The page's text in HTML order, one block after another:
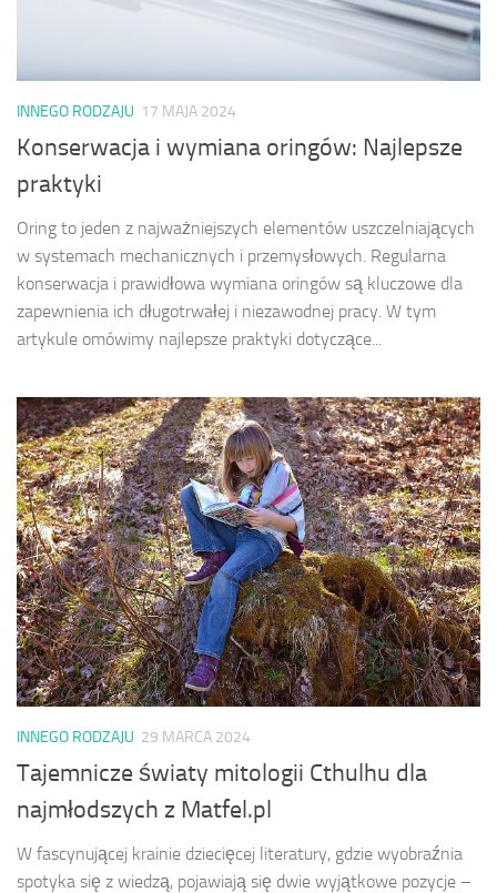
INNEGO RODZAJU 17 MAJA 2024
Konserwacja i wymiana oringów: Najlepsze
praktyki
Oring to jeden z najważniejszych elementów uszczelniających
w systemach mechanicznych i przemysłowych. Regularna
konserwacja i prawidłowa wymiana oringów są kluczowe dla
zapewnienia ich długotrwałej i niezawodnej pracy. W tym
artykule omówimy najlepsze praktyki dotyczące...
INNEGO RODZAJU 29 MARCA 2024
Tajemnicze światy mitologii Cthulhu dla
najmłodszych z Matfel.pl
W fascynującej krainie dziecięcej literatury, gdzie wyobraźnia
spotyka się z wiedzą, pojawiają się dwie wyjątkowe pozycje –